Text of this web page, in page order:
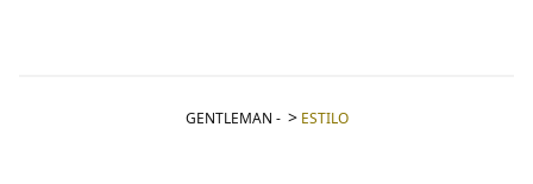
GENTLEMAN - ESTILO